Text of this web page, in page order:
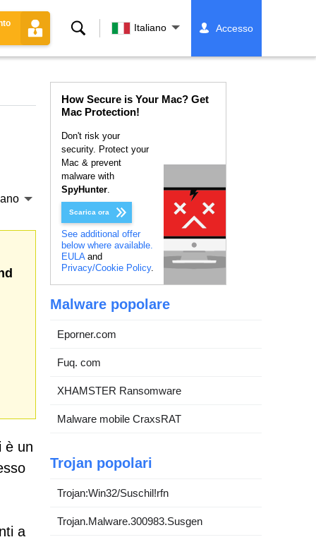
Ricerca Italiano Accesso
è un
a
How Secure is Your Mac? Get
Mac Protection!
Don't risk your
security. Protect your
Mac & prevent
malware with
SpyHunter.
Scarica ora
See additional offer
below where available.
EULAand
Privacy/Cookie Policy.
Malware popolare
Eporner.com
Fuq. com
XHAMSTER Ransomware
Malware mobile CraxsRAT
Trojan popolari
Trojan:Win32/Suschil!rfn
Trojan.Malware.300983.Susgen